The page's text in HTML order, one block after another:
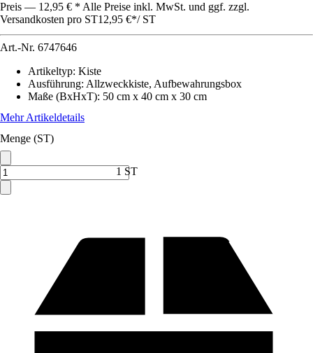
Preis — 12,95 € * Alle Preise inkl. MwSt. und ggf. zzgl.
Versandkosten pro ST12,95 €*/ ST
Art.-Nr. 6747646
Artikeltyp: Kiste
Ausführung: Allzweckkiste, Aufbewahrungsbox
Maße (BxHxT): 50 cm x 40 cm x 30 cm
Mehr Artikeldetails
Menge (ST)
1 ST